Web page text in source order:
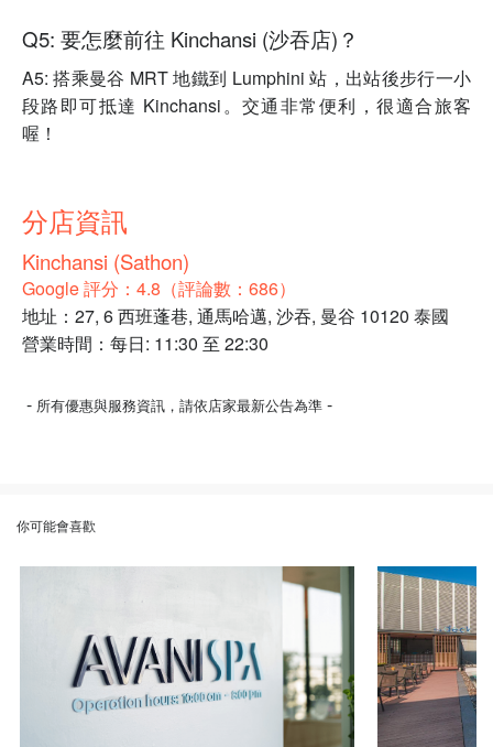
Q5: 要怎麼前往 Kinchansi (沙吞店)？
A5: 搭乘曼谷 MRT 地鐵到 Lumphini 站，出站後步行一小
段路即可抵達 Kinchansi。交通非常便利，很適合旅客
喔！
分店資訊
Kinchansi (Sathon)
Google 評分：4.8（評論數：686）
地址：27, 6 西班蓬巷, 通馬哈邁, 沙吞, 曼谷 10120 泰國
營業時間：每日: 11:30 至 22:30
- 所有優惠與服務資訊，請依店家最新公告為準 -
你可能會喜歡